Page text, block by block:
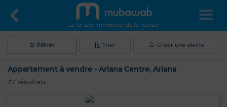
Le 1er site immobilier de la Tunisie
Filtrer Trier Créer une alerte
Appartement à vendre - Ariana Centre, Ariana
27 résultats